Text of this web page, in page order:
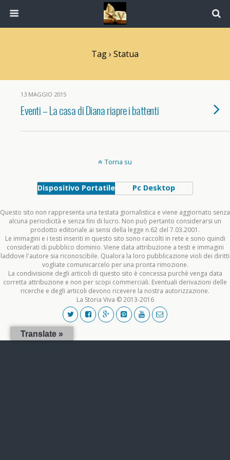
Tag › Statua
13 MAGGIO 2015
Eventi – La casa di Diana riapre i battenti
Torna su
Dispositivo Portatile Pc Desktop
Questo sito non rappresenta una testata giornalistica e viene aggiornato senza
alcuna periodicità e senza fini di lucro. Non può pertanto considerarsi un
prodotto editoriale ai sensi della legge n.62 del 7.03.2001.
Le immagini e i testi inseriti in questo sito sono raccolti in rete e sono quindi
considerati di pubblico dominio. Viene data attribuzione a testi e immagini
laddove l'autore sia riconoscibile. Qualora la loro pubblicazione violi dei diritti
vogliate comunicarcelo per una pronta rimozione.
La condivisione degli articoli di questo sito è concessa purchè venga data
corretta attribuzione e non per scopi commerciali. Eventuali derivazioni delle
ricerche e degli articoli devono ricevere la nostra autorizzazione.
La Storia Viva © 2013-2016
Translate »